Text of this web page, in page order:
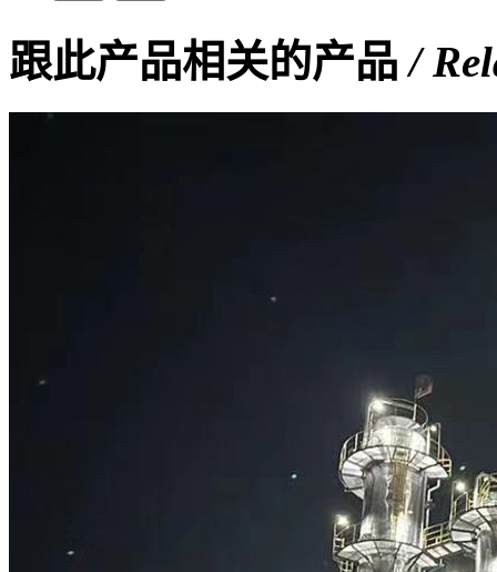
跟此产品相关的产品/